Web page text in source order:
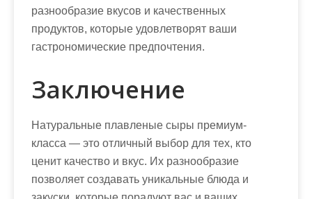
разнообразие вкусов и качественных
продуктов, которые удовлетворят ваши
гастрономические предпочтения.
Заключение
Натуральные плавленые сыры премиум-
класса — это отличный выбор для тех, кто
ценит качество и вкус. Их разнообразие
позволяет создавать уникальные блюда и